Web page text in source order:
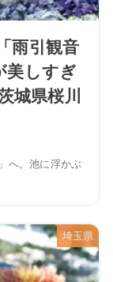
雨引観音
美しすぎ
城県桜川
へ。池に浮かぶ
埼玉県